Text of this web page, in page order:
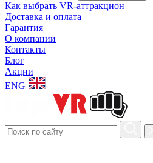
Как выбрать VR-аттракцион
Доставка и оплата
Гарантия
О компании
Контакты
Блог
Акции
ENG